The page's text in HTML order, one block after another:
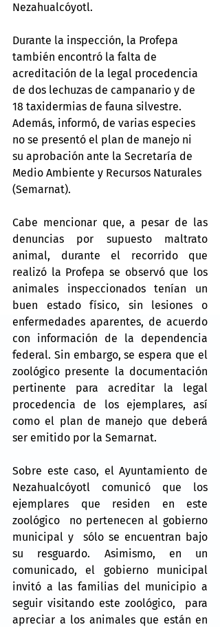
Nezahualcóyotl.
Durante la inspección, la Profepa
también encontró la falta de
acreditación de la legal procedencia
de dos lechuzas de campanario y de
18 taxidermias de fauna silvestre.
Además, informó, de varias especies
no se presentó el plan de manejo ni
su aprobación ante la Secretaría de
Medio Ambiente y Recursos Naturales
(Semarnat).
Cabe mencionar que, a pesar de las
denuncias por supuesto maltrato
animal, durante el recorrido que
realizó la Profepa se observó que los
animales inspeccionados tenían un
buen estado físico, sin lesiones o
enfermedades aparentes, de acuerdo
con información de la dependencia
federal. Sin embargo, se espera que el
zoológico presente la documentación
pertinente para acreditar la legal
procedencia de los ejemplares, así
como el plan de manejo que deberá
ser emitido por la Semarnat.
Sobre este caso, el Ayuntamiento de
Nezahualcóyotl comunicó que los
ejemplares que residen en este
zoológico  no pertenecen al gobierno
municipal y  sólo se encuentran bajo
su resguardo. Asimismo, en un
comunicado, el gobierno municipal
invitó a las familias del municipio a
seguir visitando este zoológico,  para
apreciar a los animales que están en